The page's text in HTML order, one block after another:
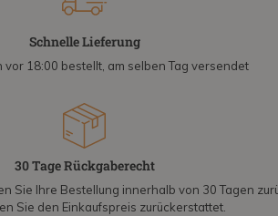
Schnelle Lieferung
18:00 bestellt, am selben Tag versendet
30 Tage Rückgaberecht
Sie Ihre Bestellung innerhalb von 30 Tagen
Sie den Einkaufspreis zurückerstattet.